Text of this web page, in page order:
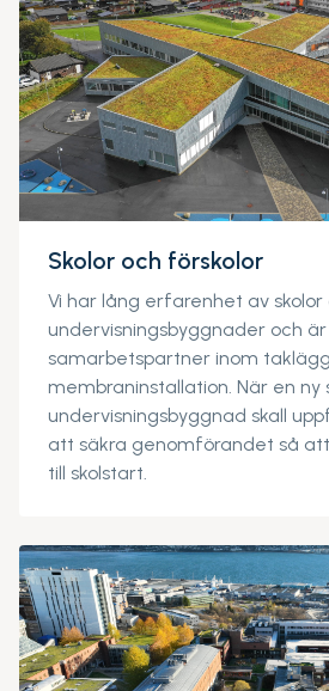
Skolor och förskolor
Vi har lång erfarenhet av skolor
undervisningsbyggnader och
samarbetspartner inom
membraninstallation. När en ny
undervisningsbyggnad skall
att säkra genomförandet så
till skolstart.